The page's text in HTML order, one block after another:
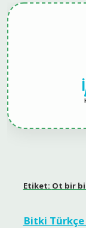
Etiket: Ot bir
Bitki